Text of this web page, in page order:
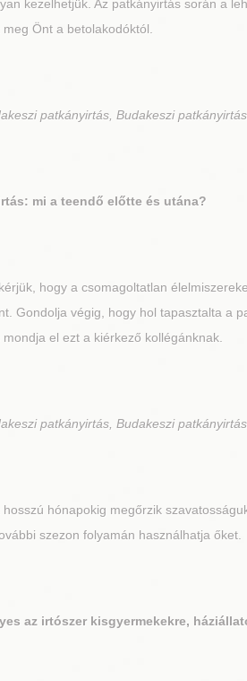
kezelhetjük. Az patkányirtás során a
Önt a betolakodóktól.
patkányirtás, Budakeszi
mi a teendő előtte és utána?
hogy a csomagoltatlan
Gondolja végig, hogy hol tapasztalta a
el ezt a kiérkező kollégánknak.
patkányirtás, Budakeszi
hónapokig megőrzik
szezon folyamán használhatja őket.
az irtószer kisgyermekekre,